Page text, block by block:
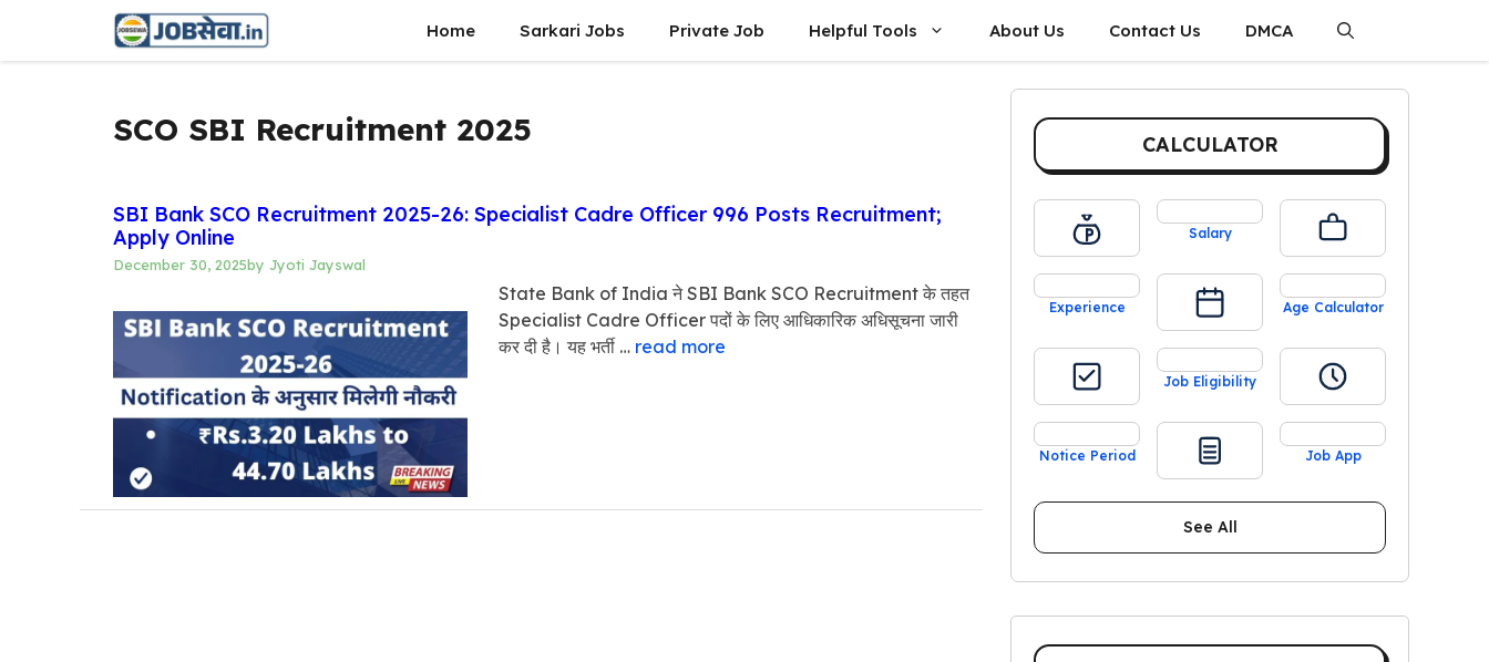
content
Home Sarkari Jobs Private Job Helpful Tools About Us Contact Us DMCA
SCO SBI Recruitment 2025
SBI Bank SCO Recruitment 2025-26: Specialist Cadre Officer 996 Posts Recruitment;
Apply Online
December 30, 2025by Jyoti Jayswal
State Bank of India ने SBI Bank SCO Recruitment के तहत
Specialist Cadre Officer पदों के लिए आधिकारिक अधिसूचना जारी
कर दी है। यह भर्ती … read more
CALCULATOR
Salary
Experience Age Calculator
Job Eligibility
Notice Period Job App
See All